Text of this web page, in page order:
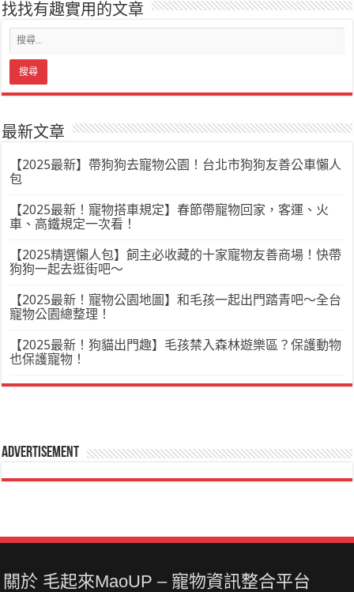
找找有趣實用的文章
最新文章
【2025最新】帶狗狗去寵物公園！台北市狗狗友善公車懶人
包
【2025最新！寵物搭車規定】春節帶寵物回家，客運、火
車、高鐵規定一次看！
【2025精選懶人包】飼主必收藏的十家寵物友善商場！快帶
狗狗一起去逛街吧～
【2025最新！寵物公園地圖】和毛孩一起出門踏青吧～全台
寵物公園總整理！
【2025最新！狗貓出門趣】毛孩禁入森林遊樂區？保護動物
也保護寵物！
Advertisement
關於 毛起來MaoUP – 寵物資訊整合平台